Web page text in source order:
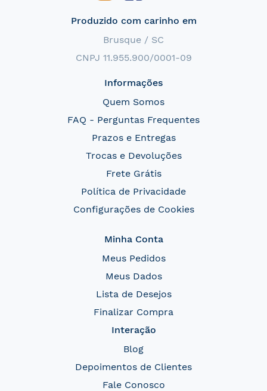
Produzido com carinho em
Brusque / SC
CNPJ 11.955.900/0001-09
Informações
Quem Somos
FAQ - Perguntas Frequentes
Prazos e Entregas
Trocas e Devoluções
Frete Grátis
Política de Privacidade
Configurações de Cookies
Minha Conta
Meus Pedidos
Meus Dados
Lista de Desejos
Finalizar Compra
Interação
Blog
Depoimentos de Clientes
Fale Conosco